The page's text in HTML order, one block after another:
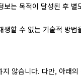
는 목적이 달성된 후
할 수 없는 기술적 방법
않습니다. 다만, 아래